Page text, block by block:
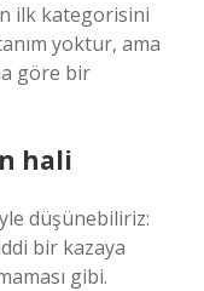
ilk kategorisini
yoktur, ama
göre bir
hali
düşünebiliriz:
bir kazaya
gibi.